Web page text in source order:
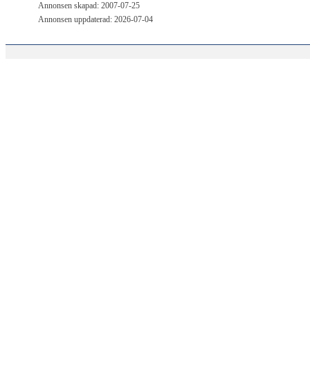
Annonsen skapad: 2007-07-25
Annonsen uppdaterad: 2026-07-04